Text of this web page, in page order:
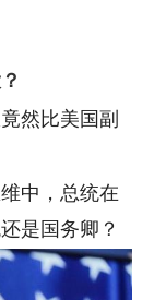
然比美国副
中，总统在
是国务卿？